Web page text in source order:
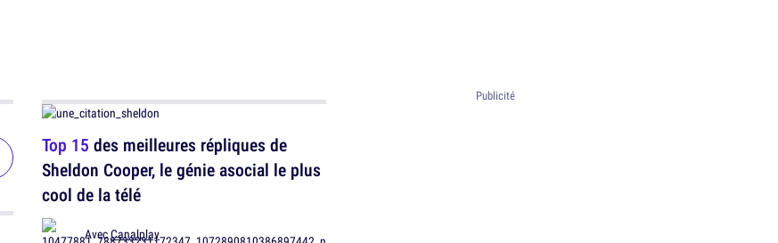
Top 15 des meilleures répliques de
Sheldon Cooper, le génie asocial le plus
cool de la télé
AvecCanalplay